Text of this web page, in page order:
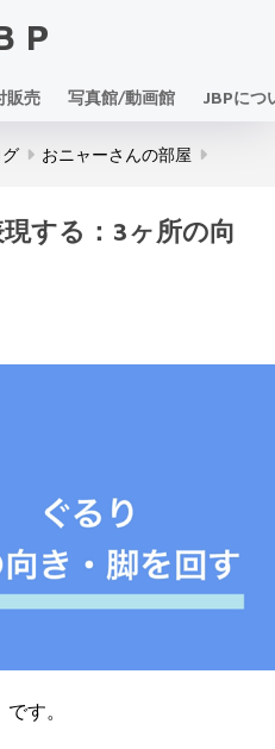
販売 写真館/動画館 JBPにつ
おニャーさんの部屋
する：3ヶ所の向
す。